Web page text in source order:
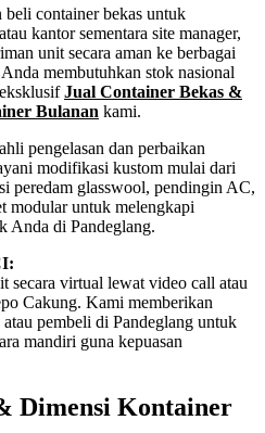
container bekas untuk
kantor sementara site manager,
unit secara aman ke berbagai
membutuhkan stok nasional
Jual Container Bekas &
Bulanan kami.
pengelasan dan perbaikan
modifikasi kustom mulai dari
peredam glasswool, pendingin AC,
modular untuk melengkapi
Anda di Pandeglang.
secara virtual lewat video call atau
Cakung. Kami memberikan
pembeli di Pandeglang untuk
mandiri guna kepuasan
Dimensi Kontainer